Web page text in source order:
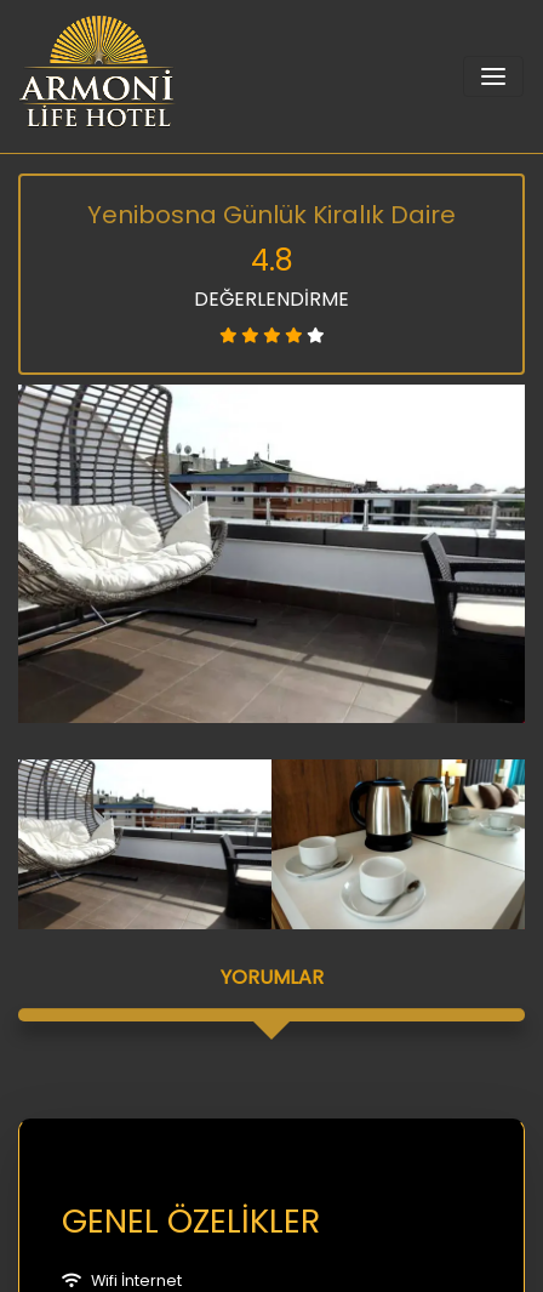
Yenibosna Günlük Kiralık Daire
4.8
DEĞERLENDİRME
YORUMLAR
GENEL ÖZELİKLER
Wifi İnternet